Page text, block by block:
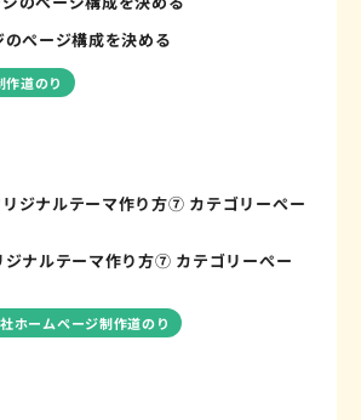
ぺージ構成を決める
作道のり
ジナルテーマ作り方⑦ カテゴリーぺー
ホームページ制作道のり